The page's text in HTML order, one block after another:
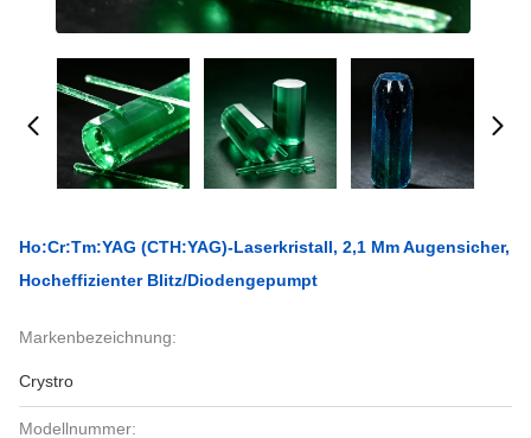
Ho:Cr:Tm:YAG (CTH:YAG)-Laserkristall, 2,1 Μm Augensicher,
Hocheffizienter Blitz/Diodengepumpt
Markenbezeichnung:
Crystro
Modellnummer: